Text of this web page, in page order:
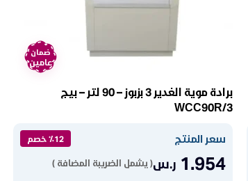
ضمان
عامين
برادة موية الغدير 3 بزبوز – 90 لتر – بيج
WCC90R/3
سعر المنتج ٪12 خصم
1.954 ر.س( يشمل الضريبة المضافة )